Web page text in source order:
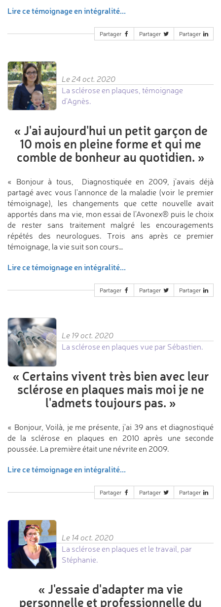
Lire ce témoignage en intégralité...
Partager Partager Partager
Le 24 oct. 2020
La sclérose en plaques, témoignage
d'Agnès.
« J'ai aujourd'hui un petit garçon de
10 mois en pleine forme et qui me
comble de bonheur au quotidien. »
« Bonjour à tous, Diagnostiquée en 2009, j'avais déjà
partagé avec vous l'annonce de la maladie (voir le premier
témoignage), les changements que cette nouvelle avait
apportés dans ma vie, mon essai de l'Avonex® puis le choix
de rester sans traitement malgré les encouragements
répétés des neurologues. Trois ans après ce premier
témoignage, la vie suit son cours…
Lire ce témoignage en intégralité...
Partager Partager Partager
Le 19 oct. 2020
La sclérose en plaques vue par Sébastien.
« Certains vivent très bien avec leur
sclérose en plaques mais moi je ne
l'admets toujours pas. »
« Bonjour, Voilà, je me présente, j'ai 39 ans et diagnostiqué
de la sclérose en plaques en 2010 après une seconde
poussée. La première était une névrite en 2009.
Lire ce témoignage en intégralité...
Partager Partager Partager
Le 14 oct. 2020
La sclérose en plaques et le travail, par
Stéphanie.
« J'essaie d'adapter ma vie
personnelle et professionnelle du